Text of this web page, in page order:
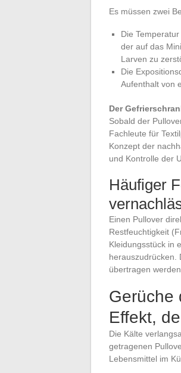
Es müssen zwei
Die
der auf das
Larven zu
Die
Aufenthalt von
Der
Sobald der
Fachleute für
Konzept der
und Kontrolle der
Häufiger
Einen Pullover
Restfeuchtigkeit
Kleidungsstück in
herauszudrücken.
übertragen
Gerüche
Effekt,
Die Kälte
getragenen
Lebensmittel im